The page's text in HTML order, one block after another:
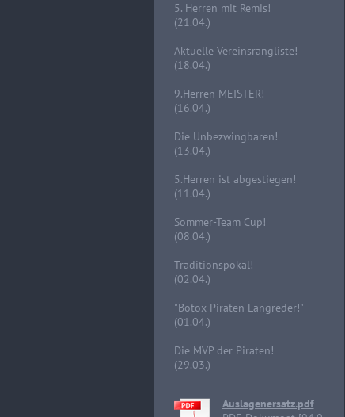
5. Herren mit Remis!
(21.04.)
Aktuelle Vereinsrangliste!
(18.04.)
9.Herren MEISTER!
(16.04.)
Die Unbezwingbaren!
(13.04.)
5.Herren ist abgestiegen!
(11.04.)
Sommer-Team Cup!
(08.04.)
Traditionspokal!
(02.04.)
"Botox Piraten Langreder!"
(01.04.)
Die MVP der Piraten!
(29.03.)
Auslagenersatz.pdf